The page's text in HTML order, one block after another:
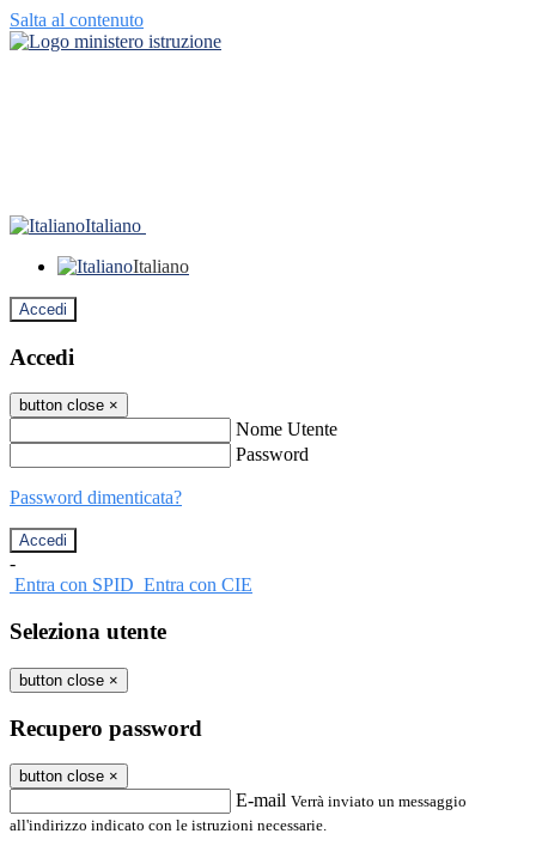
Salta al contenuto
Italiano
Italiano
Accedi
Accedi
button close ×
Nome Utente
Password
Password dimenticata?
-
Entra con SPID Entra con CIE
Seleziona utente
button close ×
Recupero password
button close ×
E-mail Verrà inviato un messaggio
all'indirizzo indicato con le istruzioni necessarie.